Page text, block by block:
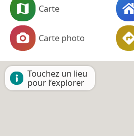
Carte
Carte photo
Touchez un lieu
pour l’explorer